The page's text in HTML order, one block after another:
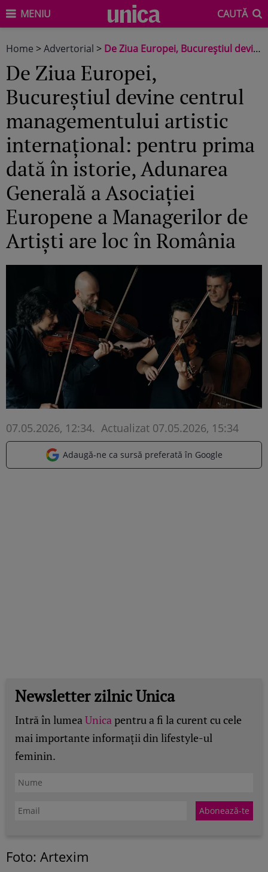
MENIU CAUTĂ
Home >Advertorial > De Ziua Europei, Bucureștiul devine centrul managementului artistic internațional: pentru prima dată în istorie, Adunarea Generală a Asociației Europene a Managerilor de Artiști are loc în România
De Ziua Europei,
Bucureștiul devine centrul
managementului artistic
internațional: pentru prima
dată în istorie, Adunarea
Generală a Asociației
Europene a Managerilor de
Artiști are loc în România
07.05.2026, 12:34. Actualizat 07.05.2026, 15:34
Adaugă-ne ca sursă preferată în Google
Newsletter zilnic Unica
Intră în lumeaUnicapentru a fi la curent cu cele
mai importante informații din lifestyle-ul
feminin.
Foto: Artexim